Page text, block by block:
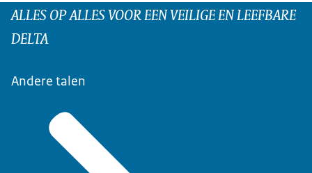
ALLES OP ALLES VOOR EEN VEILIGE EN LEEFBARE
DELTA
Andere talen